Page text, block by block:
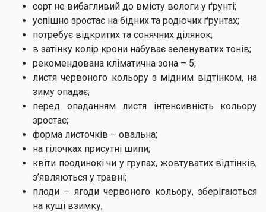
сорт не вибагливий до вмісту вологи у ґрунті;
успішно зростає на бідних та родючих ґрунтах;
потребує відкритих та сонячних ділянок;
в затінку колір крони набуває зеленуватих тонів;
рекомендована кліматична зона – 5;
листя червоного кольору з мідним відтінком, на
зиму опадає;
перед опаданням листя інтенсивність кольору
зростає;
форма листочків – овальна;
на гілочках присутні шипи;
квіти поодинокі чи у групах, жовтуватих відтінків,
з’являються у травні;
плоди – ягоди червоного кольору, зберігаються
на кущі взимку;